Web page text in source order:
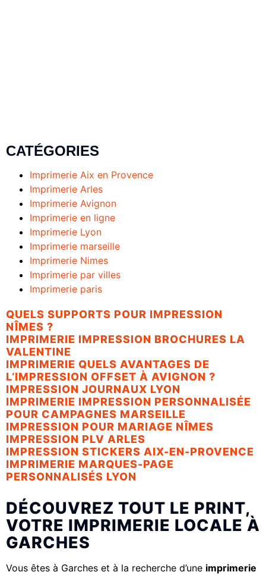
CATÉGORIES
Imprimerie Aix en Provence
Imprimerie Arles
Imprimerie Avignon
Imprimerie en ligne
Imprimerie Lyon
Imprimerie marseille
Imprimerie Nimes
Imprimerie par villes
Imprimerie paris
QUELS SUPPORTS POUR IMPRESSION
NÎMES ?
IMPRIMERIE IMPRESSION BROCHURES LA
VALENTINE
IMPRIMERIE QUELS AVANTAGES DE
L’IMPRESSION OFFSET À AVIGNON ?
IMPRESSION JOURNAUX LYON
IMPRIMERIE IMPRESSION PERSONNALISÉE
POUR CAMPAGNES MARSEILLE
IMPRESSION POUR MARIAGE NÎMES
IMPRESSION PLV ARLES
IMPRESSION STICKERS AIX-EN-PROVENCE
IMPRIMERIE MARQUES-PAGE
PERSONNALISÉS LYON
DÉCOUVREZ TOUT LE PRINT,
VOTRE IMPRIMERIE LOCALE À
GARCHES
Vous êtes à Garches et à la recherche d’une imprimerie